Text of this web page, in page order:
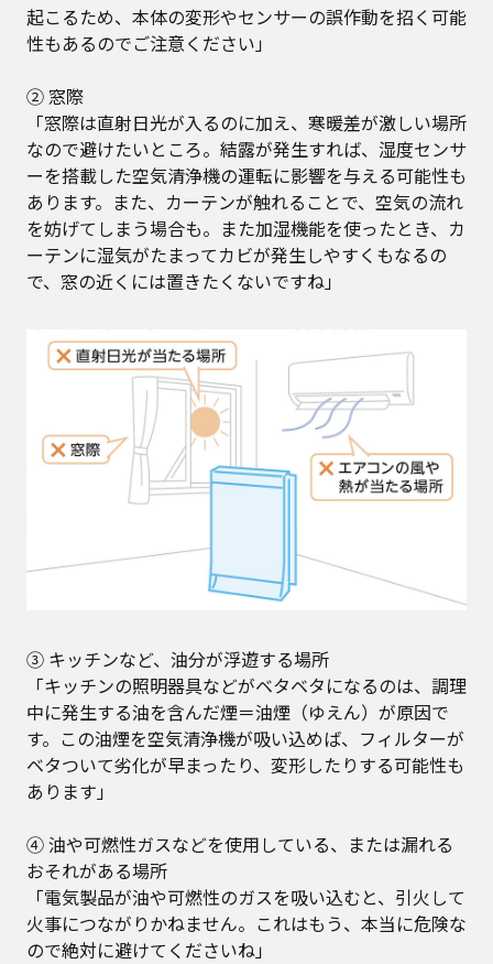
起こるため、本体の変形やセンサーの誤作動を招く可能
性もあるのでご注意ください」
② 窓際
「窓際は直射日光が入るのに加え、寒暖差が激しい場所
なので避けたいところ。結露が発生すれば、湿度センサ
ーを搭載した空気清浄機の運転に影響を与える可能性も
あります。また、カーテンが触れることで、空気の流れ
を妨げてしまう場合も。また加湿機能を使ったとき、カ
ーテンに湿気がたまってカビが発生しやすくもなるの
で、窓の近くには置きたくないですね」
③ キッチンなど、油分が浮遊する場所
「キッチンの照明器具などがベタベタになるのは、調理
中に発生する油を含んだ煙＝油煙（ゆえん）が原因で
す。この油煙を空気清浄機が吸い込めば、フィルターが
ベタついて劣化が早まったり、変形したりする可能性も
あります」
④ 油や可燃性ガスなどを使用している、または漏れる
おそれがある場所
「電気製品が油や可燃性のガスを吸い込むと、引火して
火事につながりかねません。これはもう、本当に危険な
ので絶対に避けてくださいね」